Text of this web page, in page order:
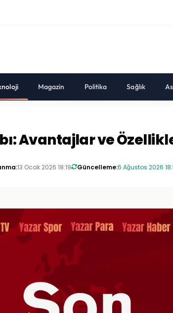
Magazin Politika Sağlık
Avantajlar ve
13 Ocak 2026 18:19 Güncelleme:6 Ağustos 2026